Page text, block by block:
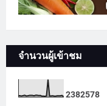
จำนวนผู้เข้าชม
2382578